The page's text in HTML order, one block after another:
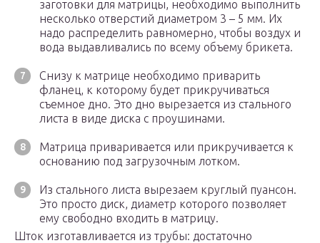
заготовки для матрицы, необходимо выполнить
несколько отверстий диаметром 3 – 5 мм. Их
надо распределить равномерно, чтобы воздух и
вода выдавливались по всему объему брикета.
Снизу к матрице необходимо приварить
фланец, к которому будет прикручиваться
съемное дно. Это дно вырезается из стального
листа в виде диска с проушинами.
Матрица приваривается или прикручивается к
основанию под загрузочным лотком.
Из стального листа вырезаем круглый пуансон.
Это просто диск, диаметр которого позволяет
ему свободно входить в матрицу.
Шток изготавливается из трубы: достаточно